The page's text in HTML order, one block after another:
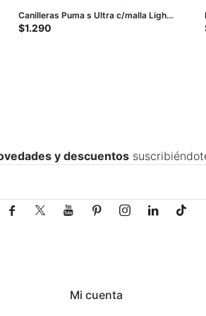
Canilleras Puma s Ultra c/malla Light
Strap - Negro - Plateado
$1.290
Mi cuenta
y descuentos
      